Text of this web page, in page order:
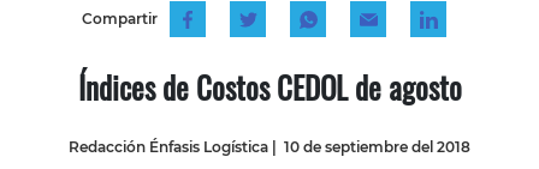
Compartir
Índices de Costos CEDOL de agosto
Redacción Énfasis Logística | 10 de septiembre del 2018